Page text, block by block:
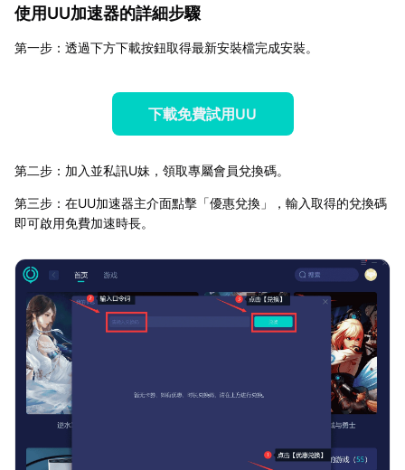
使用UU加速器的詳細步驟
第一步：透過下方下載按鈕取得最新安裝檔完成安裝。
下載免費試用UU
第二步：加入並私訊U妹，領取專屬會員兌換碼。
第三步：在UU加速器主介面點擊「優惠兌換」，輸入取得的兌換碼
即可啟用免費加速時長。